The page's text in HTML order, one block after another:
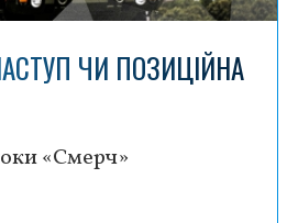
ЧИ ПОЗИЦІЙНА
«Смерч»